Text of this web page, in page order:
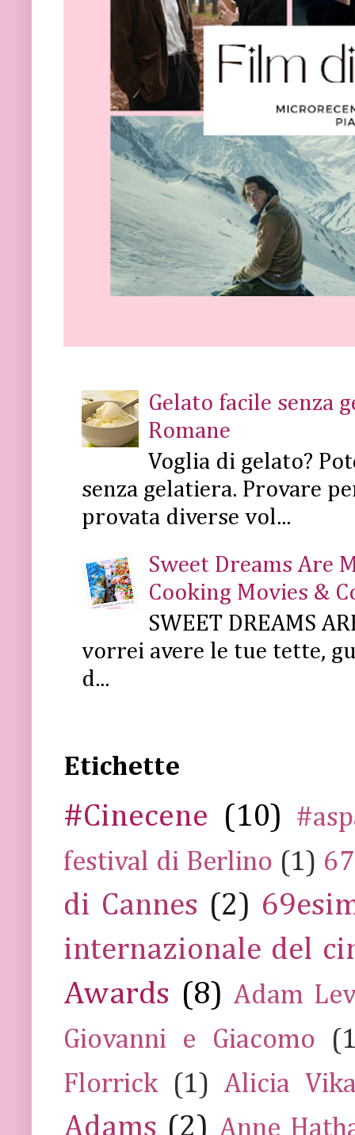
Gelato facile senza
Romane
Voglia di gelato?
senza gelatiera. Provare
provata diverse vol...
Sweet Dreams Are
Cooking Movies &
SWEET DREAMS
vorrei avere le tue tette,
d...
Etichette
#Cinecene (10)
festival di Berlino (1)
di Cannes (2)
internazionale del
Awards (8) Adam
Giovanni e Giacomo
Florrick
(1) Alicia
Adams (2) Anne